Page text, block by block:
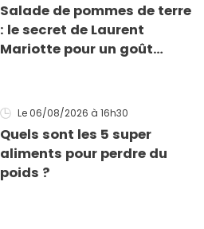
Salade de pommes de terre
: le secret de Laurent
Mariotte pour un goût
Le 06/08/2026 à 16h30
Quels sont les 5 super
aliments pour perdre du
poids ?